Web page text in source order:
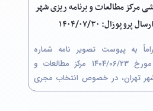
مرکز مطالعات و برنامه ریزی شهر
۱۴۰۴/۰۷/۳۰
احتراماً به پیوست تصویر نامه شماره
۶۶۲۴۴۲/‏۱۳۷ مورخ ۲۳/‏۰۶/‏۱۴۰۴‬ مرکز مطالعات و
شهر تهران، در خصوص انتخاب مجری
از طریق کمیسیون معاملات با